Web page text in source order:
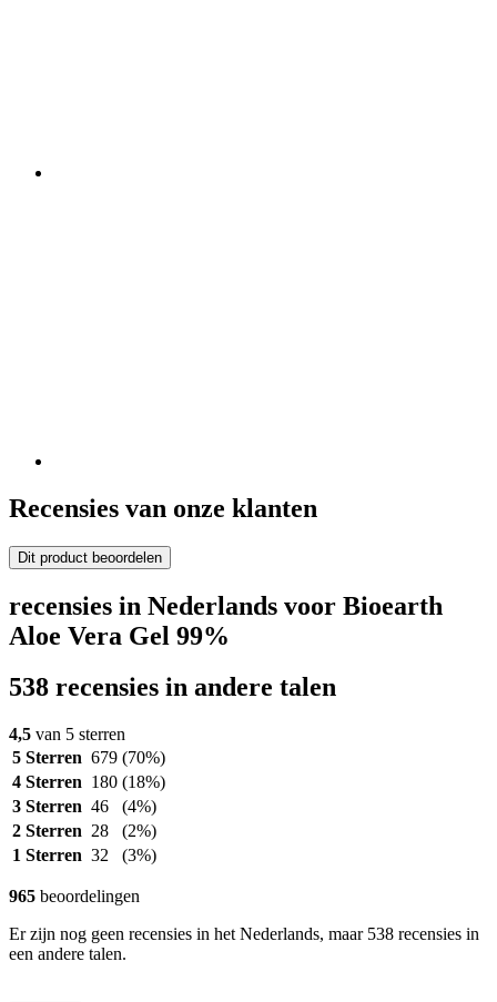
Recensies van onze klanten
Dit product beoordelen
recensies in Nederlands voor Bioearth
Aloe Vera Gel 99%
538 recensies in andere talen
4,5 van 5 sterren
5 Sterren 679 (70%)
4 Sterren 180 (18%)
3 Sterren 46
(4%)
2 Sterren 28
(2%)
1 Sterren 32 (3%)
965 beoordelingen
Er zijn nog geen recensies in het Nederlands, maar 538 recensies in
een andere talen.